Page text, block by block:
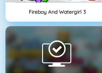
Fireboy And Watergirl 3